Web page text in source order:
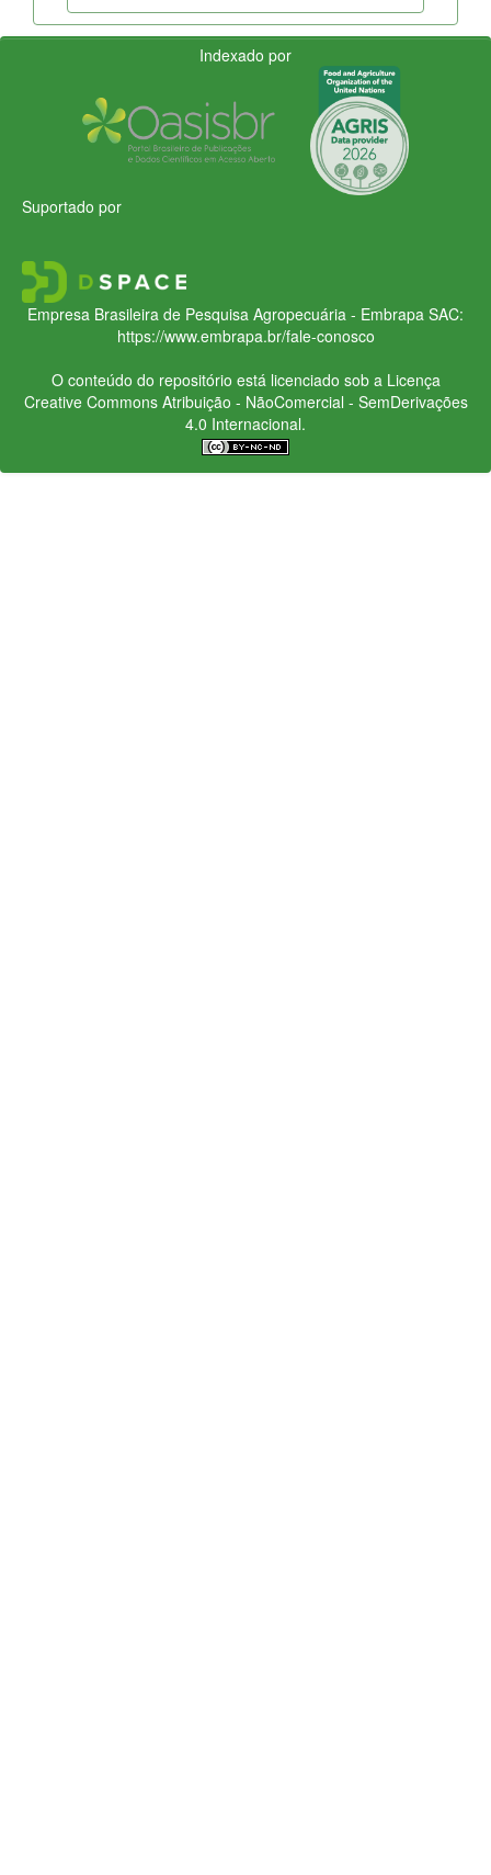
Indexado por
Suportado por
Empresa Brasileira de Pesquisa Agropecuária - Embrapa SAC:
https://www.embrapa.br/fale-conosco
O conteúdo do repositório está licenciado sob a Licença
Creative CommonsAtribuição - NãoComercial - SemDerivações
4.0 Internacional.